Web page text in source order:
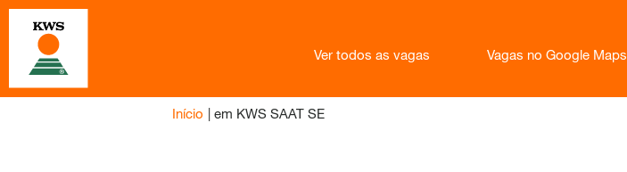
Ver todos as vagas Vagas no Google Maps
Início | em KWS SAAT SE(página